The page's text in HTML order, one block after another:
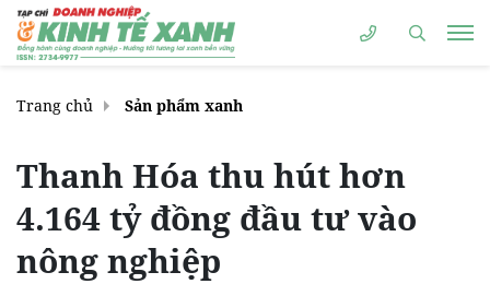
Trang chủ Sản phẩm xanh
Thanh Hóa thu hút hơn
4.164 tỷ đồng đầu tư vào
nông nghiệp